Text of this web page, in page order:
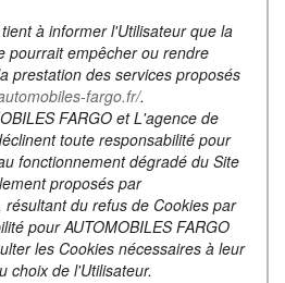
à informer l'Utilisateur que la
pourrait empêcher ou rendre
prestation des services proposés
fargo.fr/.
FARGO et L'agence de
toute responsabilité pour
fonctionnement dégradé du Site
proposés par
résultant du refus de Cookies par
pour AUTOMOBILES FARGO
les Cookies nécessaires à leur
choix de l'Utilisateur.